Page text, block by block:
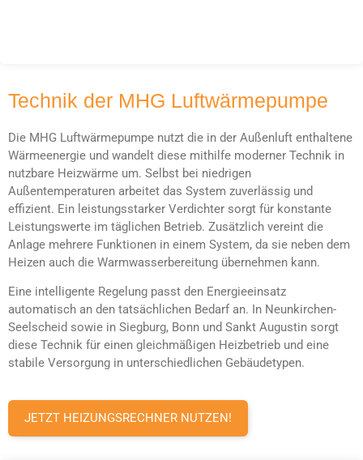
Technik der MHG Luftwärmepumpe
Die MHG Luftwärmepumpe nutzt die in der Außenluft enthaltene
Wärmeenergie und wandelt diese mithilfe moderner Technik in
nutzbare Heizwärme um. Selbst bei niedrigen
Außentemperaturen arbeitet das System zuverlässig und
effizient. Ein leistungsstarker Verdichter sorgt für konstante
Leistungswerte im täglichen Betrieb. Zusätzlich vereint die
Anlage mehrere Funktionen in einem System, da sie neben dem
Heizen auch die Warmwasserbereitung übernehmen kann.
Eine intelligente Regelung passt den Energieeinsatz
automatisch an den tatsächlichen Bedarf an. In Neunkirchen-
Seelscheid sowie in Siegburg, Bonn und Sankt Augustin sorgt
diese Technik für einen gleichmäßigen Heizbetrieb und eine
stabile Versorgung in unterschiedlichen Gebäudetypen.
JETZT HEIZUNGSRECHNER NUTZEN!